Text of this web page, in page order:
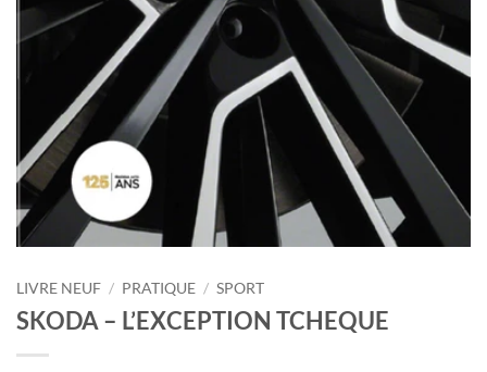
LIVRE NEUF / PRATIQUE / SPORT
SKODA – L’EXCEPTION TCHEQUE